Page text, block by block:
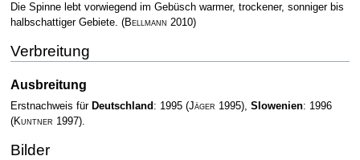
Die Spinne lebt vorwiegend im Gebüsch warmer, trockener, sonniger bis
halbschattiger Gebiete. (Bellmann 2010)
Verbreitung
Ausbreitung
Erstnachweis für Deutschland : 1995 (Jäger 1995), Slowenien: 1996
(Kuntner 1997).
Bilder